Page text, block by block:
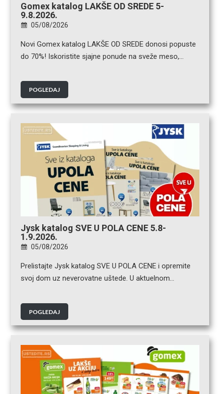
Gomex katalog LAKŠE OD SREDE 5-
9.8.2026.
05/08/2026
Novi Gomex katalog LAKŠE OD SREDE donosi popuste
do 70%! Iskoristite sjajne ponude na sveže meso,…
POGLEDAJ
Jysk katalog SVE U POLA CENE 5.8-
1.9.2026.
05/08/2026
Prelistajte Jysk katalog SVE U POLA CENE i opremite
svoj dom uz neverovatne uštede. U aktuelnom…
POGLEDAJ